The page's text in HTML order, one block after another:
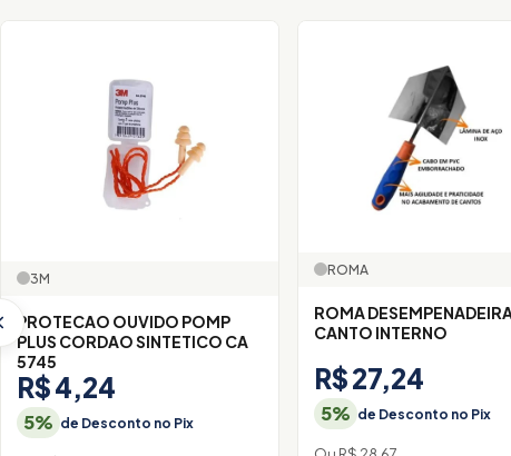
3M
PROTECAO OUVIDO POMP
PLUS CORDAO SINTETICO CA
5745
R$ 4,24
5% de Desconto no Pix
ROMA
ROMA
CANTO INTERNO
R$ 27,24
5% de Desconto no Pix